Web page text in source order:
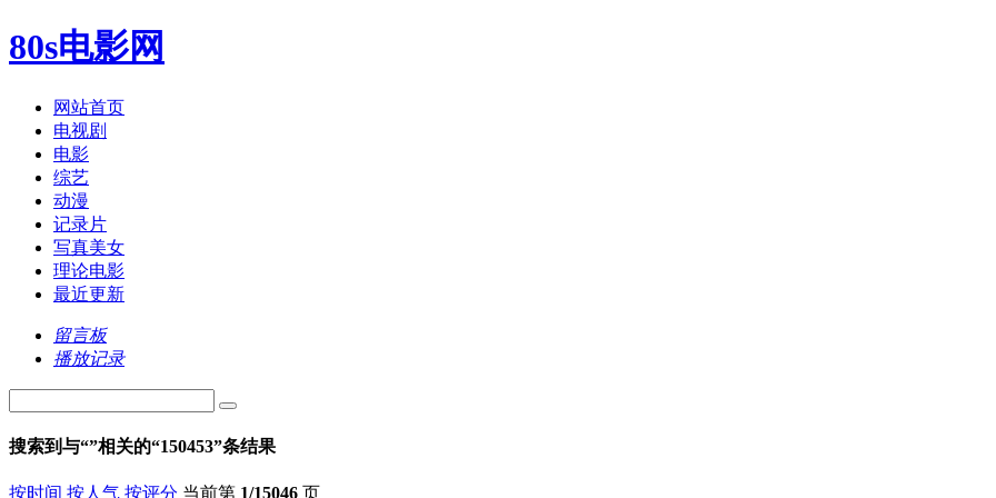
80s电影网
网站首页
电视剧
电影
综艺
动漫
记录片
写真美女
理论电影
最近更新
留言板
播放记录
搜索到与“”相关的“150453”条结果
按时间 按人气 按评分 当前第 1/15046 页